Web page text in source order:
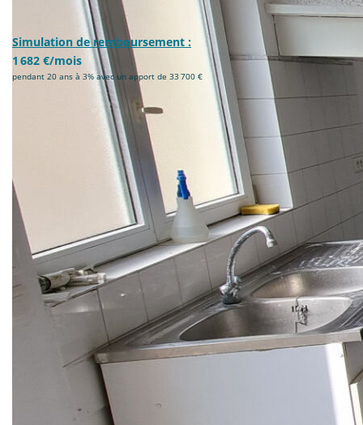
Simulation de remboursement :
1 682 €/mois
pendant 20 ans à 3% avec un apport de 33 700 €
Description
Idéal investisseur, proche Crépy et RN2, cinq
appartements vacants, à usage d'habitation meublés, et
un appartement à usage d'habitation meublé à créer au
premier étage.
Travaux de façade à prévoir.
Loyers pratiqués annuels pour tous les lots : 22 620 €,
sans compter le F2 restant à créer.
Classement des DPE : D et E.
Aucune charge de copropriété.